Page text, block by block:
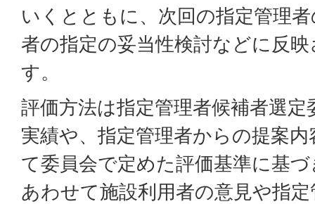
いくとともに、次回の指定管理
者の指定の妥当性検討などに反
す。
評価方法は指定管理者候補者選
実績や、指定管理者からの提案
て委員会で定めた評価基準に基
あわせて施設利用者の意見や指